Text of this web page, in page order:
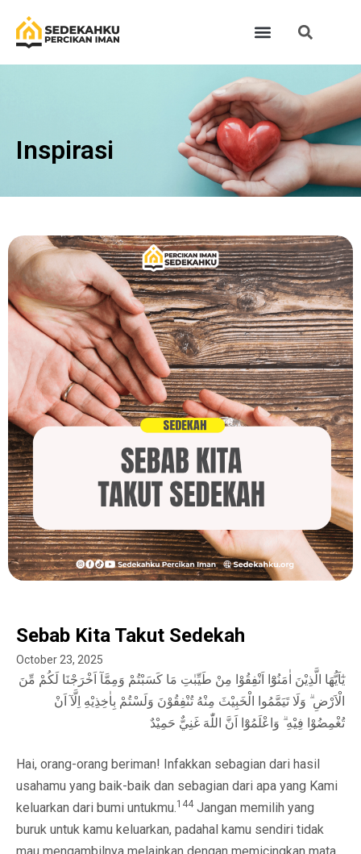
Inspirasi
Sebab Kita Takut Sedekah
October 23, 2025
يٰٓاَيُّهَا الَّذِيْنَ اٰمَنُوْٓا اَنْفِقُوْا مِنْ طَيِّبٰتِ مَا كَسَبْتُمْ وَمِمَّآ اَخْرَجْنَا لَكُمْ مِّنَ
الْاَرْضِ ۗ وَلَا تَيَمَّمُوا الْخَبِيْثَ مِنْهُ تُنْفِقُوْنَ وَلَسْتُمْ بِاٰخِذِيْهِ اِلَّآ اَنْ
تُغْمِضُوْا فِيْهِ ۗ وَاعْلَمُوْٓا اَنَّ اللّٰهَ غَنِيٌّ حَمِيْدٌ
Hai, orang-orang beriman! Infakkan sebagian dari hasil
usahamu yang baik-baik dan sebagian dari apa yang Kami
keluarkan dari bumi untukmu.144 Jangan memilih yang
buruk untuk kamu keluarkan, padahal kamu sendiri tidak